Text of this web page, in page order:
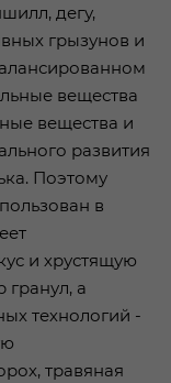
дегу,
грызунов и
вещества
вещества и
развития
Поэтому
в
и хрустящую
гранул, а
технологий -
травяная